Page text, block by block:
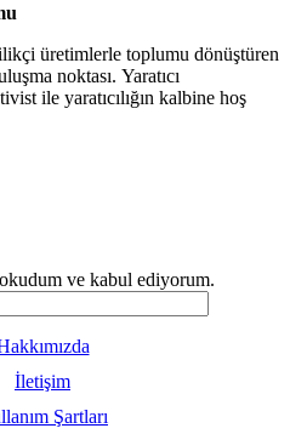
üretimlerle toplumu dönüştüren
noktası. Yaratıcı
ile yaratıcılığın kalbine hoş
ve kabul ediyorum.
İletişim
Şartları